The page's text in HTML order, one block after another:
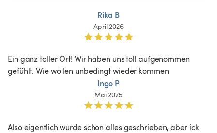
Rika B
April 2026
Ein ganz toller Ort! Wir haben uns toll aufgenommen
gefühlt. Wie wollen unbedingt wieder kommen.
Ingo P
Mai 2025
Also eigentlich wurde schon alles geschrieben, aber ick